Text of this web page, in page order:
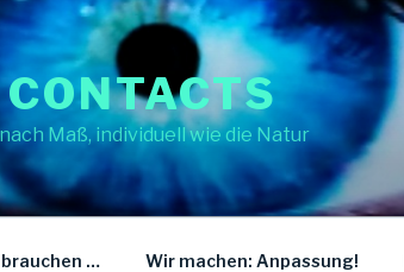
Maß, individuell wie die Natur
… Wir machen: Anpassung!